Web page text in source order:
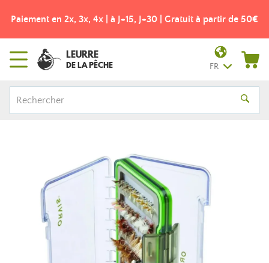
Paiement en 2x, 3x, 4x | à J+15, J+30 | Gratuit à partir de 50€
LEURRE
DE LA PÊCHE FR